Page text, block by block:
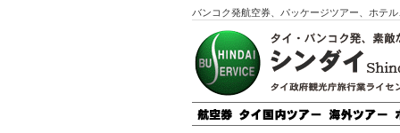
バンコク発航空券、パッケージツアー、ホテ